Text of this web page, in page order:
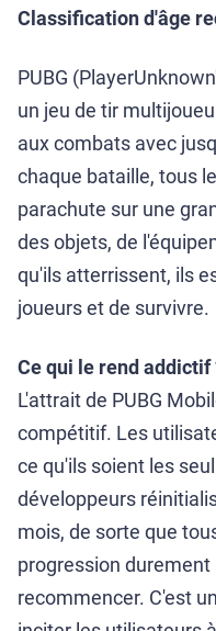
Classification d'âge
PUBG
un jeu de tir
aux combats avec
chaque bataille, tous
parachute sur une
des objets, de
qu'ils atterrissent, ils
joueurs et de survivre.
Ce qui le rend addictif
L'attrait de PUBG
compétitif. Les
ce qu'ils soient les
développeurs
mois, de sorte que
progression
recommencer. C'est